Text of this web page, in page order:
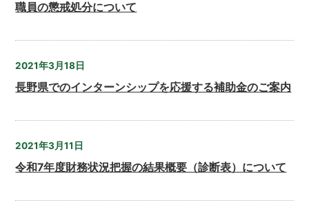
職員の懲戒処分について
2021年3月18日
長野県でのインターンシップを応援する補助金のご案内
2021年3月11日
令和7年度財務状況把握の結果概要（診断表）について